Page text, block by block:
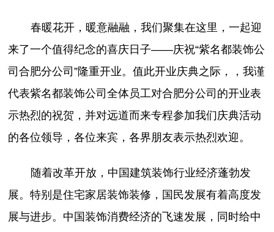
春暖花开，暖意融融，我们聚集在这里，一起迎
来了一个值得纪念的喜庆日子——庆祝“紫名都装饰公
司合肥分公司”隆重开业。值此开业庆典之际，，我谨
代表紫名都装饰公司全体员工对合肥分公司的开业表
示热烈的祝贺，并对远道而来专程参加我们庆典活动
的各位领导，各位来宾，各界朋友表示热烈欢迎。
随着改革开放，中国建筑装饰行业经济蓬勃发
展。特别是住宅家居装饰装修，国民发展有着高度发
展与进步。中国装饰消费经济的飞速发展，同时给中